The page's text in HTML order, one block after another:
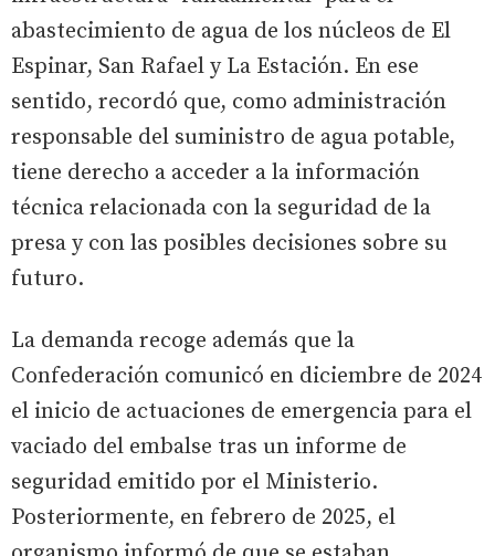
abastecimiento de agua de los núcleos de El
Espinar, San Rafael y La Estación. En ese
sentido, recordó que, como administración
responsable del suministro de agua potable,
tiene derecho a acceder a la información
técnica relacionada con la seguridad de la
presa y con las posibles decisiones sobre su
futuro.
La demanda recoge además que la
Confederación comunicó en diciembre de 2024
el inicio de actuaciones de emergencia para el
vaciado del embalse tras un informe de
seguridad emitido por el Ministerio.
Posteriormente, en febrero de 2025, el